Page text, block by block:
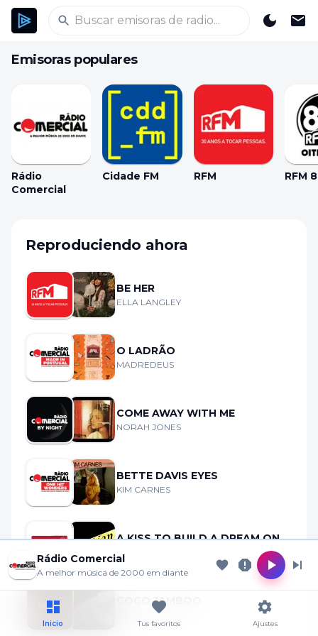
Emisoras populares
Rádio
Comercial
Cidade FM RFM RFM
Reproduciendo ahora
BE HER
ELLA LANGLEY
O LADRÃO
MADREDEUS
COME AWAY WITH ME
NORAH JONES
BETTE DAVIS EYES
KIM CARNES
A KISS TO BUILD A DREAM ON
COCO JAMBOO
ANGELIKA VEE
Cookie Preferences
Allow analytics Essential only
Inicio Tus favoritos Ajustes
Rádio Comercial
A melhor música de 2000 em diante